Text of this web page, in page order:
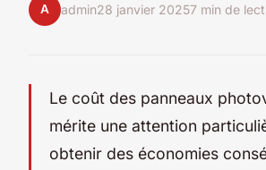
A admin28 janvier 20257 min de
Le coût des panneaux
mérite une attention
obtenir des économies